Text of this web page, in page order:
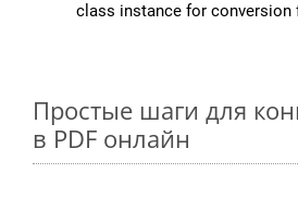
class instance for conversion
Простые шаги для
в PDF онлайн